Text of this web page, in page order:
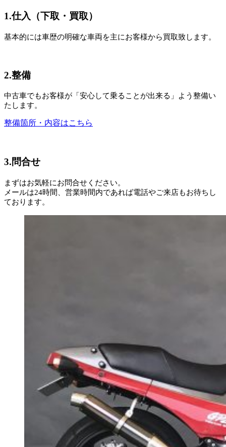
1.仕入（下取・買取）
基本的には車歴の明確な車両を主にお客様から買取致します。
2.整備
中古車でもお客様が「安心して乗ることが出来る」よう整備い
たします。
整備箇所・内容はこちら
3.問合せ
まずはお気軽にお問合せください。
メールは24時間、営業時間内であれば電話やご来店もお待ちし
ております。